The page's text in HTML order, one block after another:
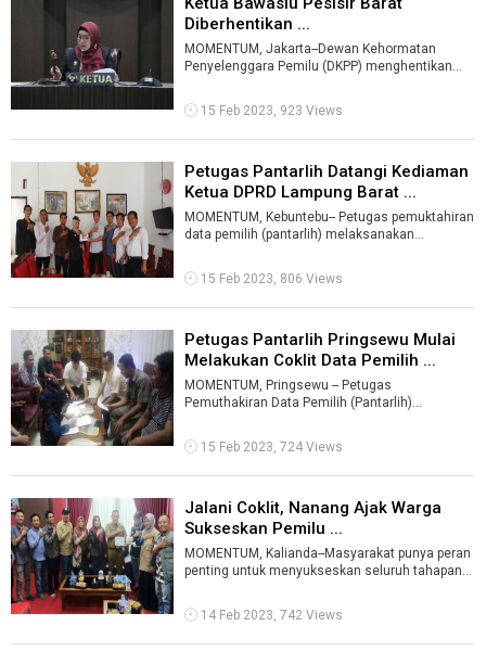
Diberhentikan ...
MOMENTUM, Jakarta--Dewan Kehormatan
Penyelenggara Pemilu (DKPP) menghentikan
Pemi ...
15 Feb 2023, 923 Views
Petugas Pantarlih Datangi Kediaman
Ketua DPRD Lampung Barat ...
MOMENTUM, Kebuntebu-- Petugas pemuktahiran
data pemilih (pantarlih) melaksanakan
15 Feb 2023, 806 Views
Petugas Pantarlih Pringsewu Mulai
Melakukan Coklit Data Pemilih ...
MOMENTUM, Pringsewu -- Petugas
Pemuthakiran Data Pemilih (Pantarlih)
tugasnya, mencoco ...
15 Feb 2023, 724 Views
Jalani Coklit, Nanang Ajak Warga
Sukseskan Pemilu ...
MOMENTUM, Kalianda--Masyarakat punya peran
penting untuk menyukseskan seluruh tahapan
14 Feb 2023, 742 Views